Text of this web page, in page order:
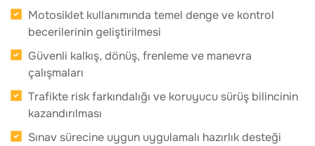
Motosiklet kullanımında temel denge ve kontrol
becerilerinin geliştirilmesi
Güvenli kalkış, dönüş, frenleme ve manevra
çalışmaları
Trafikte risk farkındalığı ve koruyucu sürüş bilincinin
kazandırılması
Sınav sürecine uygun uygulamalı hazırlık desteği